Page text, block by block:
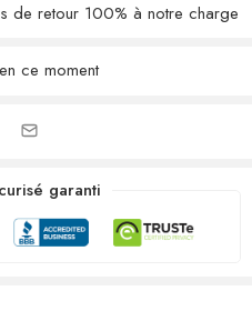
de retour 100% à notre charge
ce moment
garanti